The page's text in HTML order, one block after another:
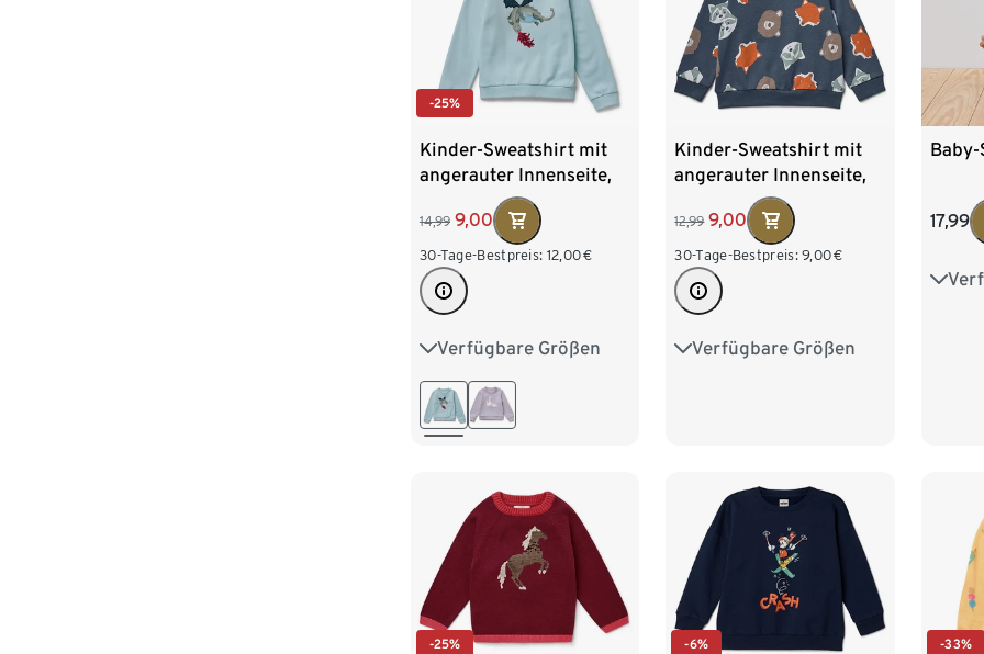
-25%
Kinder-Sweatshirt mit
angerauter Innenseite,
14,99 9,00
30-Tage-Bestpreis: 12,00€
Verfügbare Größen
50/56 62/68 74/80
86/92 98/104
Kinder-Sweatshirt mit
angerauter Innenseite,
12,99 9,00
30-Tage-Bestpreis: 9,00€
Verfügbare Größen
50/56 62/68 74/80
17,99
50/
-25% -6% -33%